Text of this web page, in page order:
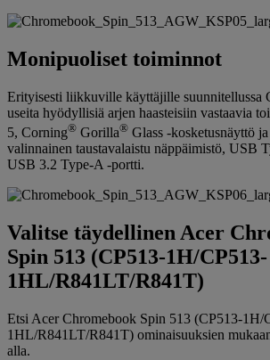
Monipuoliset toiminnot
Erityisesti liikkuville käyttäjille suunnitellussa
useita hyödyllisiä arjen haasteisiin vastaavia
5, Corning® Gorilla® Glass -kosketusnäyttö
valinnainen taustavalaistu näppäimistö, USB
USB 3.2 Type-A -portti.
Valitse täydellinen Acer
Spin 513 (CP513-1H/CP513-
1HL/R841LT/R841T)
Etsi Acer Chromebook Spin 513 (CP513-1H/
1HL/R841LT/R841T) ominaisuuksien
alla.